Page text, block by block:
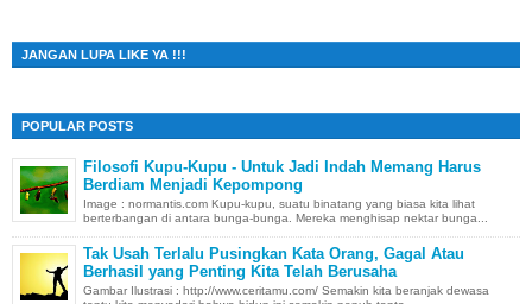
JANGAN LUPA LIKE YA !!!
POPULAR POSTS
Filosofi Kupu-Kupu - Untuk Jadi Indah Memang Harus
Berdiam Menjadi Kepompong
Image : normantis.com Kupu-kupu, suatu binatang yang biasa kita lihat
berterbangan di antara bunga-bunga. Mereka menghisap nektar bunga...
Tak Usah Terlalu Pusingkan Kata Orang, Gagal Atau
Berhasil yang Penting Kita Telah Berusaha
Gambar Ilustrasi : http://www.ceritamu.com/ Semakin kita beranjak dewasa